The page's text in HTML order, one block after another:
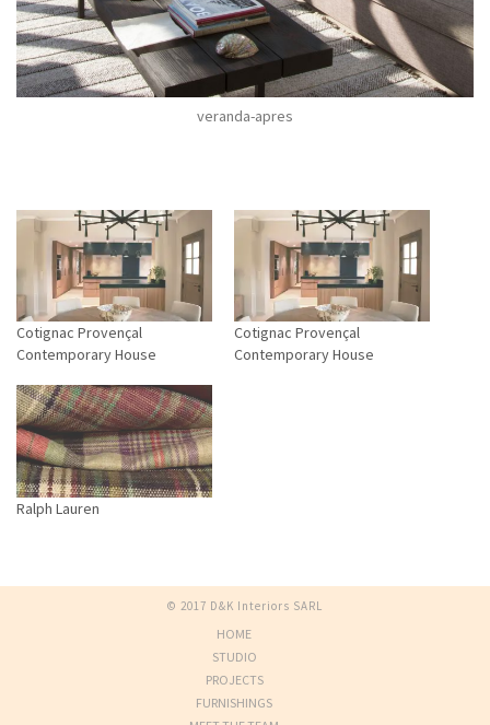
veranda-apres
Cotignac Provençal
Contemporary House
Cotignac Provençal
Contemporary House
Ralph Lauren
© 2017 D&K Interiors SARL
HOME
STUDIO
PROJECTS
FURNISHINGS